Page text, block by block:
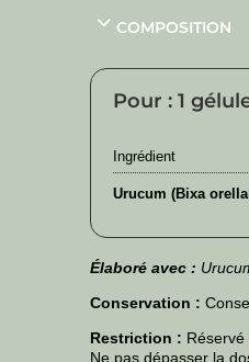
COMPOSITION
Pour : 1
Ingrédient
Urucum (Bixa
Élaboré avec :
Conservation :
Restriction :
Ne pas dépasser la